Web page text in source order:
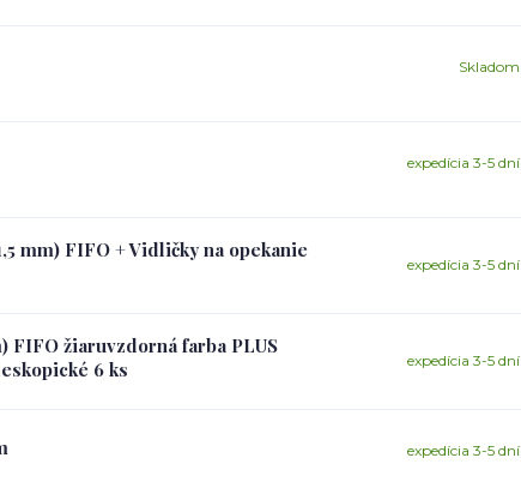
Skladom
expedícia 3-5 dní
mm) FIFO + Vidličky na opekanie
expedícia 3-5 dní
FIFO žiaruvzdorná farba PLUS
6 ks
expedícia 3-5 dní
expedícia 3-5 dní